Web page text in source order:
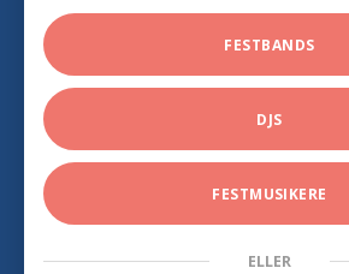
FESTBANDS
DJS
FESTMUSIKERE
ELLER